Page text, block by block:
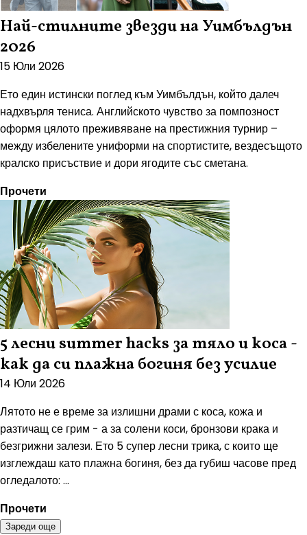
Най-стилните звезди на Уимбълдън
2026
15 Юли 2026
Ето един истински поглед към Уимбълдън, който далеч
надхвърля тениса. Английското чувство за помпозност
оформя цялото преживяване на престижния турнир –
между избелените униформи на спортистите, вездесъщото
кралско присъствие и дори ягодите със сметана.
Прочети
5 лесни summer hacks за тяло и коса -
как да си плажна богиня без усилие
14 Юли 2026
Лятото не е време за излишни драми с коса, кожа и
разтичащ се грим - а за солени коси, бронзови крака и
безгрижни залези. Ето 5 супер лесни трика, с които ще
изглеждаш като плажна богиня, без да губиш часове пред
огледалото: ...
Прочети
Зареди още